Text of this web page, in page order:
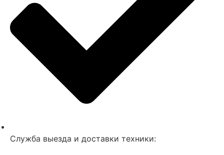
Служба выезда и доставки техники: